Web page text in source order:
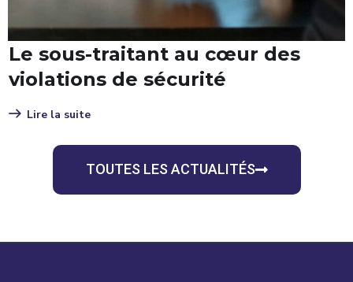
Cloud Act et IA générative : qui
décide vraiment où dorment
2 3 4 5 6 7 8